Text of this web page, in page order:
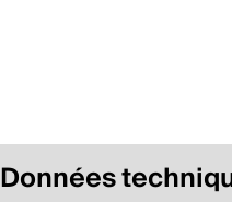
Données